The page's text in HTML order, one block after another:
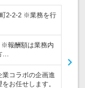
2-2-2 ※業務を行
報酬額は業務内
…
業コラボの企画進
お任せします。